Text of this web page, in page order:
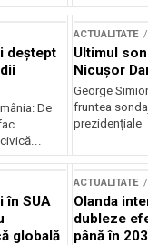
deștept
De
ACTUALITATE
Ultimul
Nicușor
George
fruntea
în SUA
globală
ACTUALITATE
Olanda
dubleze
până în